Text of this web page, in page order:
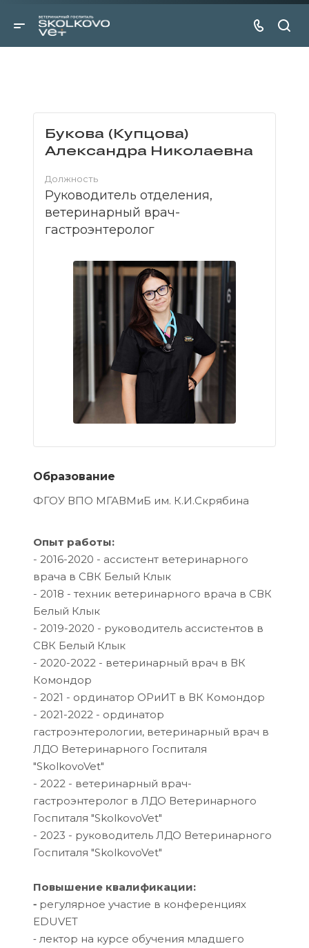
Букова (Купцова)
Александра Николаевна
Должность
Руководитель отделения,
ветеринарный врач-
гастроэнтеролог
Образование
ФГОУ ВПО МГАВМиБ им. К.И.Скрябина
Опыт работы:
- 2016-2020 - ассистент ветеринарного
врача в СВК Белый Клык
- 2018 - техник ветеринарного врача в СВК
Белый Клык
- 2019-2020 - руководитель ассистентов в
СВК Белый Клык
- 2020-2022 - ветеринарный врач в ВК
Комондор
- 2021 - ординатор ОРиИТ в ВК Комондор
- 2021-2022 - ординатор
гастроэнтерологии, ветеринарный врач в
ЛДО Ветеринарного Госпиталя
"SkolkovoVet"
- 2022 - ветеринарный врач-
гастроэнтеролог в ЛДО Ветеринарного
Госпиталя "SkolkovoVet"
- 2023 - руководитель ЛДО Ветеринарного
Госпиталя "SkolkovoVet"
Повышение квалификации:
⁃ регулярное участие в конференциях
EDUVET
⁃ лектор на курсе обучения младшего